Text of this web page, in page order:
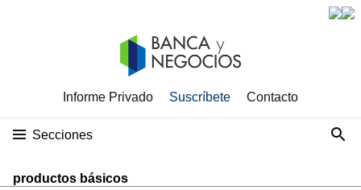
Informe Privado Suscríbete Contacto
Secciones
productos básicos